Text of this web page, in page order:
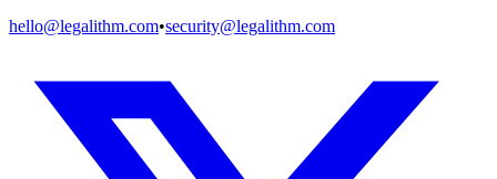
hello@legalithm.com•security@legalithm.com